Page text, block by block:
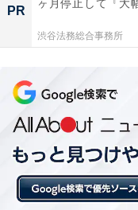
この記
All About ニュースの編
ドにフォーカスした記
ちにAll About ニュース
チャー・エンタメなど
次ページ
PR
ヶ月停止して『大
渋谷法務総合事務所